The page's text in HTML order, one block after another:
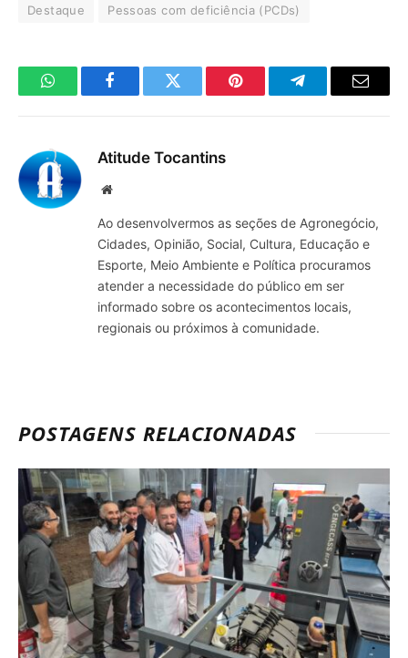
Destaque Pessoas com deficiência (PCDs)
WhatsAppFacebookTwitter Pinterest TelegramaE-
Atitude Tocantins
Site
Ao desenvolvermos as seções de Agronegócio,
Cidades, Opinião, Social, Cultura, Educação e
Esporte, Meio Ambiente e Política procuramos
atender a necessidade do público em ser
informado sobre os acontecimentos locais,
regionais ou próximos à comunidade.
POSTAGENS RELACIONADAS